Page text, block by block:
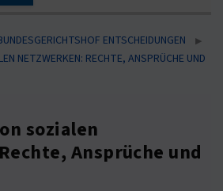
ENTSCHEIDUNGEN ▶
NETZWERKEN: RECHTE, ANSPRÜCHE UND
sozialen
Ansprüche und